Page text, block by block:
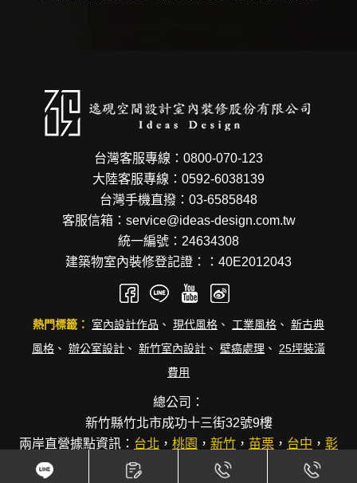
台灣客服專線：0800-070-123
大陸客服專線：0592-6038139
台灣手機直撥：03-6585848
客服信箱：service@ideas-design.com.tw
統一編號：24634308
建築物室內裝修登記證：：40E2012043
熱門標籤： 室內設計作品 、 現代風格 、 工業風格 、 新古典
風格 、 辦公室設計 、 新竹室內設計 、 壁癌處理 、 25坪裝潢
費用
總公司：
新竹縣竹北市成功十三街32號9樓
兩岸直營據點資訊： 台北 ， 桃園 ， 新竹 ， 苗栗 ， 台中 ， 彰
化，台南 ，廈門